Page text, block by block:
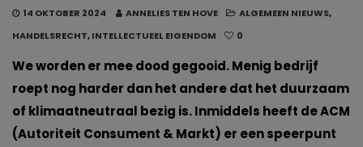
14 OKTOBER 2024 ANNELIES TEN HOVE ALGEMEEN NIEUWS,
HANDELSRECHT,INTELLECTUEEL EIGENDOM 0
We worden er mee dood gegooid. Menig bedrijf
roept nog harder dan het andere dat het duurzaam
of klimaatneutraal bezig is. Inmiddels heeft de ACM
(Autoriteit Consument & Markt) er een speerpunt